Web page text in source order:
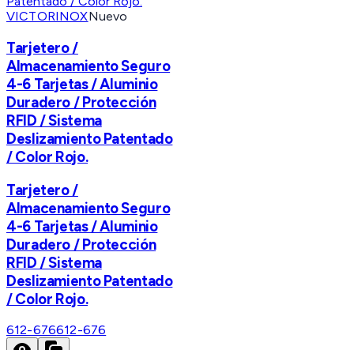
VICTORINOXNuevo
Tarjetero /
Almacenamiento Seguro
4-6 Tarjetas / Aluminio
Duradero / Protección
RFID / Sistema
Deslizamiento Patentado
/ Color Rojo.
Tarjetero /
Almacenamiento Seguro
4-6 Tarjetas / Aluminio
Duradero / Protección
RFID / Sistema
Deslizamiento Patentado
/ Color Rojo.
612-676612-676